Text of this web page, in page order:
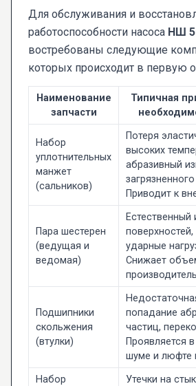
Для обслуживания и
работоспособности насоса НШ
востребованы следующие
которых происходит в первую
Наименование
запчасти
Типичная
Набор
уплотнительных
манжет
(сальников)
Потеря
высоких
абразивный
Приводит к
Пара шестерен
(ведущая и
ведомая)
Естественный
ударные
Снижает
Подшипники
скольжения
(втулки)
попадание
частиц,
Проявляется
шуме и люфте
Набор
Утечки на